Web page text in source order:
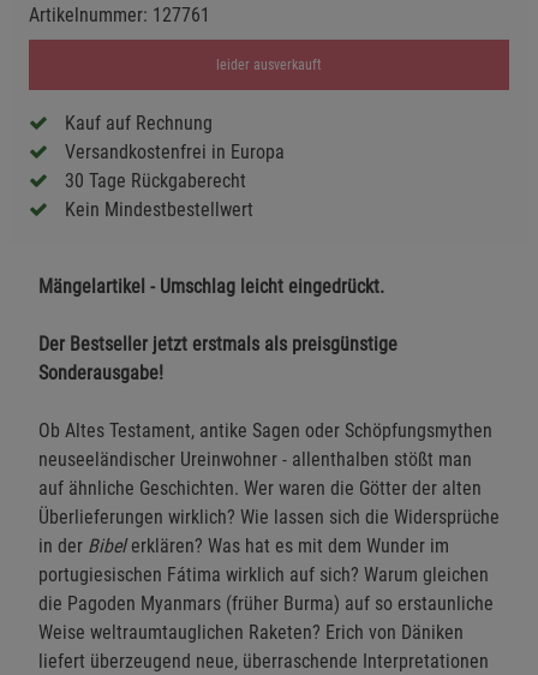
Artikelnummer: 127761
leider ausverkauft
Kauf auf Rechnung
Versandkostenfrei in Europa
30 Tage Rückgaberecht
Kein Mindestbestellwert
Mängelartikel - Umschlag leicht eingedrückt.
Der Bestseller jetzt erstmals als preisgünstige
Sonderausgabe!
Ob Altes Testament, antike Sagen oder Schöpfungsmythen
neuseeländischer Ureinwohner - allenthalben stößt man
auf ähnliche Geschichten. Wer waren die Götter der alten
Überlieferungen wirklich? Wie lassen sich die Widersprüche
in der Bibelerklären? Was hat es mit dem Wunder im
portugiesischen Fátima wirklich auf sich? Warum gleichen
die Pagoden Myanmars (früher Burma) auf so erstaunliche
Weise weltraumtauglichen Raketen? Erich von Däniken
liefert überzeugend neue, überraschende Interpretationen